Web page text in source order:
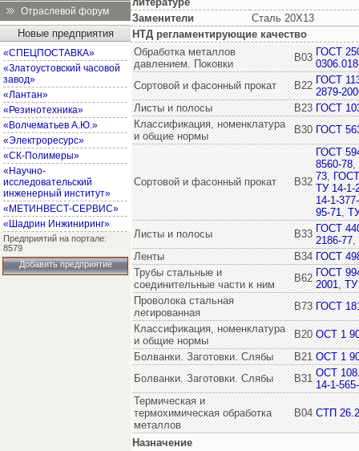
Отраслевой форум
Новые предприятия
«СПЕЦПОСТАВКА»
«Златоустовский часовой
завод»
«Лантан»
«Резинотехника»
«Волчематьев А.Ю.»
«Электроресурс»
«СК-Полимеры»
«Научно-
исследовательский
инженерный институт»
«МЕТИНВЕСТ-СЕРВИС»
«Шадрин Инжиниринг»
Предприятий на портале:
8579
Добавить предприятие
Заменители
Сталь 20Х13
НТД регламентирующие качество
Обработка металлов
давлением. Поковки
В03 ГОСТ
Сортовой и фасонный прокат
В22 ГОСТ
2879-
Листы и полосы
В23 ГОСТ
Классификация, номенклатура
и общие нормы
В30 ГОСТ
Сортовой и фасонный прокат В32
ГОСТ
8560-78,
73,
ТУ 14-1-
14-1-
95-71,
Листы и полосы
В33 ГОСТ
2186-77,
Ленты
В34 ГОСТ
Трубы стальные и
соединительные части к ним
В62 ГОСТ
2001,ТУ
Проволока стальная
легированная
В73 ГОСТ
Классификация, номенклатура
и общие нормы
В20 ОСТ 1
Болванки. Заготовки. Слябы
В21 ОСТ 1
Болванки. Заготовки. Слябы
В31 ОСТ
14-1-
Термическая и
термохимическая обработка
металлов
В04 СТП
Назначение